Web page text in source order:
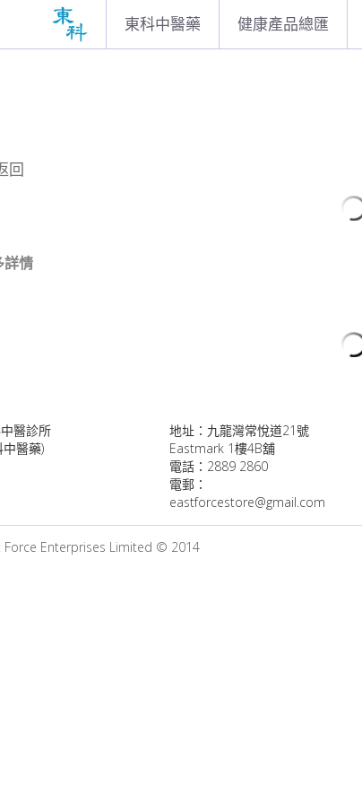
東科中醫藥 健康產品總匯
回
詳情
醫診所
中醫藥)
地址：九龍灣常悅道21號
Eastmark 1樓4B舖
電話：2889 2860
電郵：
eastforcestore@gmail.com
Force Enterprises Limited © 2014